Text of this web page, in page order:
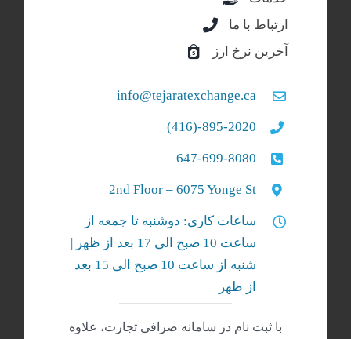
ارتباط با ما
آخرین نرخ ارز
info@tejaratexchange.ca
895-2020-(416)
647-699-8080
2nd Floor – 6075 Yonge St
ساعات کاری: دوشنبه تا جمعه از
ساعت 10 صبح الی 17 بعد از ظهر |
شنبه‌ از ساعت 10 صبح الی 15 بعد
از ظهر
با ثبت نام در سامانه صرافی تجارت، علاوه